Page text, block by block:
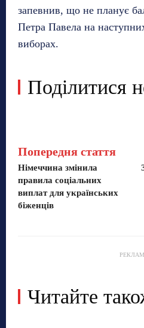
запевнив, що не планує
Петра Павела на
виборах.
Поділитися
Попередня стаття
Німеччина змінила
правила соціальних
виплат для українських
біженців
Читайте